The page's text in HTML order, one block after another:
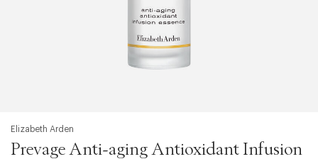
Elizabeth Arden
Prevage Anti-aging Antioxidant Infusion